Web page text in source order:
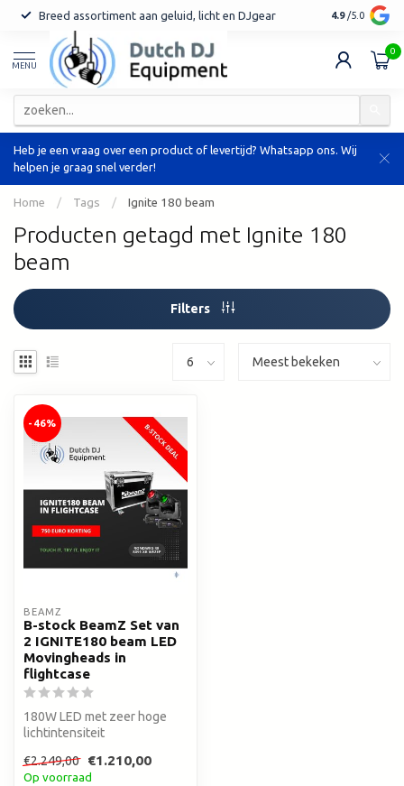
Breed assortiment aan geluid, licht en DJgear Tot 7 jaar
4.9 /5.0
MENU
0
Heb je een vraag over een product of levertijd? Whatsapp ons. Wij
helpen je graag snel verder!
Home / Tags / Ignite 180 beam
Producten getagd met Ignite 180
beam
Filters
-46%
BEAMZ
B-stock BeamZ Set van
2 IGNITE180 beam LED
Movingheads in
flightcase
180W LED met zeer hoge
lichtintensiteit
2 gobo wielen -...
€2.249,00 €1.210,00
Op voorraad